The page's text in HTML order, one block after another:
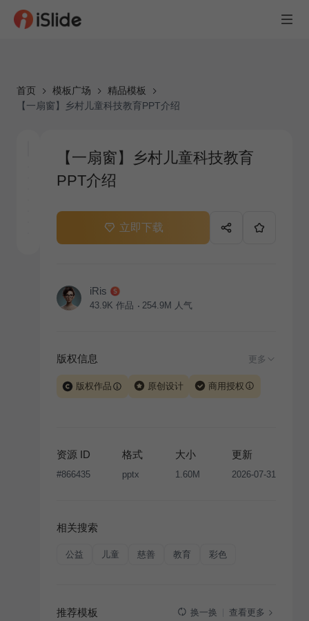
首页 模板广场
精品模板
【一扇窗】乡村儿童科技教育PPT介绍
【一扇窗】乡村儿童科技教育
PPT介绍
立即下载
iRis
43.9K 作品 254.9M 人气
版权信息 更多
版权作品 原创设计 商用授权
版权声明
条款，禁止任何形式的转让、出售或出租，未
经投权许可任何人不得擅自转载和分发，否则将接照我
资源 ID
#866435
格式
pptx
大小
1.60M
更新
2026-07-31
相关搜索
公益 儿童 慈善 教育 彩色
推荐模板 换一换 查看更多